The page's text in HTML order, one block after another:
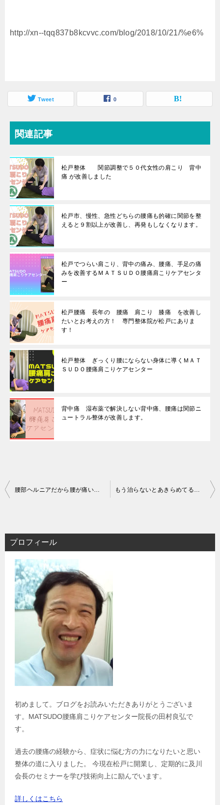
http://xn--tqq837b8kcvvc.com/blog/2018/10/21/%e6%
Tweet 0
関連記事
松戸整体 関節調整で５０代女性の肩こり 背中
痛 が改善しました
松戸市、慢性、急性どちらの腰痛も的確に関節を整
えると９割以上が改善し、再発もしなくなります。
松戸でつらい肩こり、背中の痛み、腰痛、手足の痛
みを改善するＭＡＴＳＵＤＯ腰痛肩こりケアセンタ
ー
松戸腰痛 長年の 腰痛 肩こり 膝痛 を改善し
たいとお考えの方！ 専門整体院が松戸にありま
す！
松戸整体 ぎっくり腰にならない身体に導くＭＡＴ
ＳＵＤＯ腰痛肩こりケアセンター
背中痛 湿布薬で解決しない背中痛、腰痛は関節ニ
ュートラル整体が改善します。
投
ビ
ゲ
プロフィール
初めまして。ブログをお読みいただきありがとうございま
す。MATSUDO腰痛肩こりケアセンター院長の田村良弘で
す。
過去の腰痛の経験から、症状に悩む方の力になりたいと思い
整体の道に入りました。 今現在松戸に開業し、定期的に及川
会長のセミナーを学び技術向上に励んでいます。
詳しくはこちら